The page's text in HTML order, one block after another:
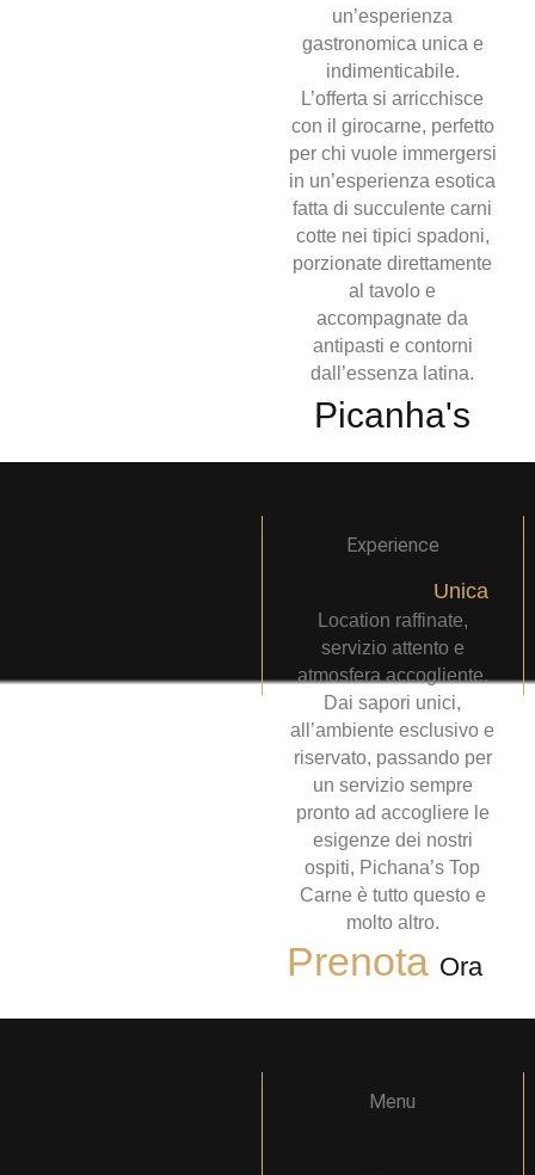
un’esperienza
gastronomica unica e
indimenticabile.
L’offerta si arricchisce
con il girocarne, perfetto
per chi vuole immergersi
in un’esperienza esotica
fatta di succulente carni
cotte nei tipici spadoni,
porzionate direttamente
al tavolo e
accompagnate da
antipasti e contorni
dall’essenza latina.
Picanha's
Unica
Location raffinate,
servizio attento e
atmosfera accogliente.
Dai sapori unici,
all’ambiente esclusivo e
riservato, passando per
un servizio sempre
pronto ad accogliere le
esigenze dei nostri
ospiti, Pichana’s Top
Carne è tutto questo e
molto altro.
Prenota Ora